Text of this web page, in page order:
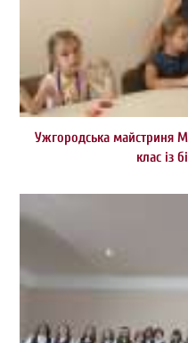
Ужгородська майстриня
клас із